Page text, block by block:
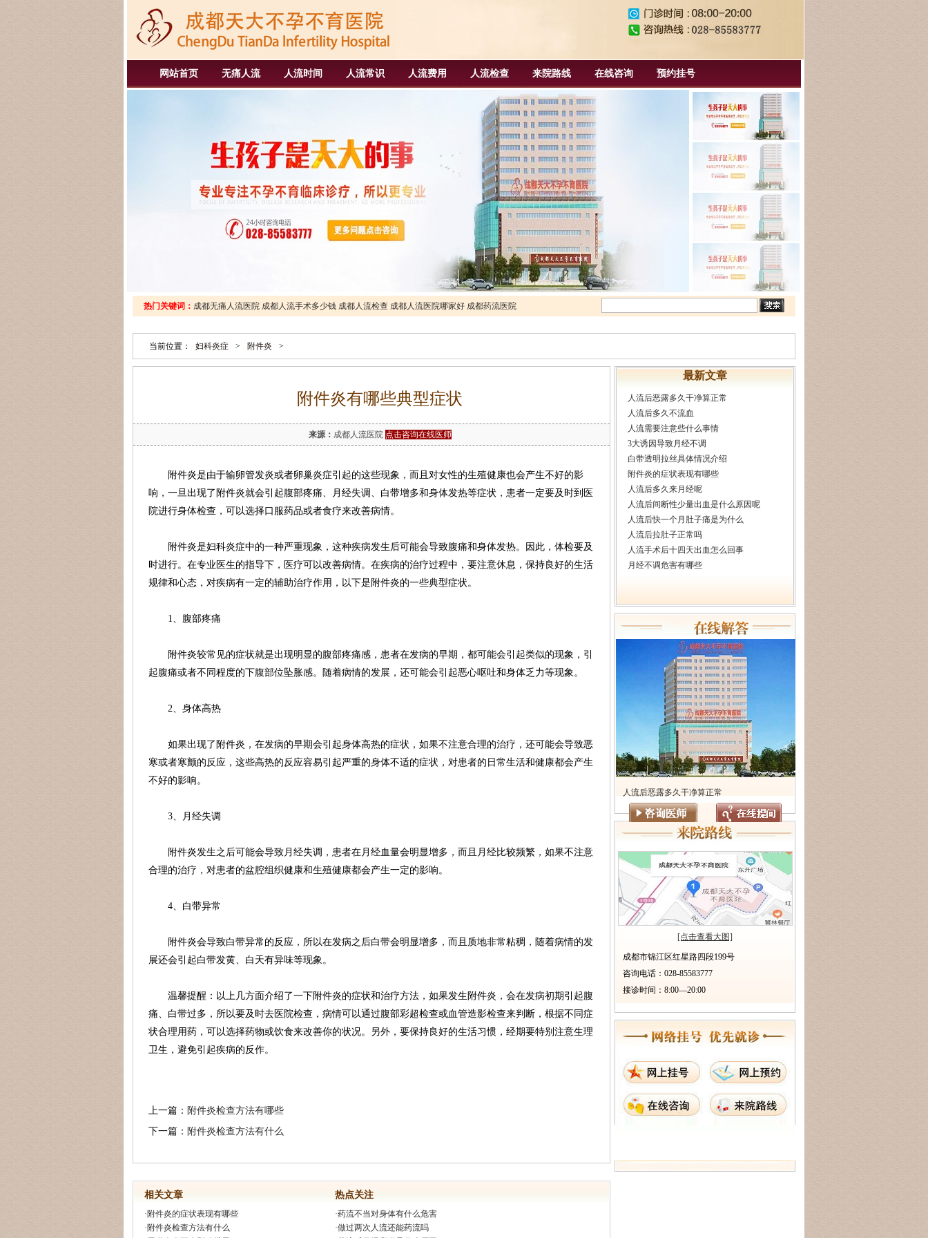
网站首页 无痛人流 人流时间 人流常识 人流费用 人流检查 来院路线 在线咨询 预约挂号
热门关键词： 成都无痛人流医院 成都人流手术多少钱 成都人流检查 成都人流医院哪家好 成都药流医院
当前位置： 妇科炎症 > 附件炎 >
附件炎有哪些典型症状
来源： 成都人流医院 点击咨询在线医师
附件炎是由于输卵管发炎或者卵巢炎症引起的这些现象，而且对女性的生殖健康也会产生不好的影
响，一旦出现了附件炎就会引起腹部疼痛、月经失调、白带增多和身体发热等症状，患者一定要及时到医
院进行身体检查，可以选择口服药品或者食疗来改善病情。
附件炎是妇科炎症中的一种严重现象，这种疾病发生后可能会导致腹痛和身体发热。因此，体检要及
时进行。在专业医生的指导下，医疗可以改善病情。在疾病的治疗过程中，要注意休息，保持良好的生活
规律和心态，对疾病有一定的辅助治疗作用，以下是附件炎的一些典型症状。
1、腹部疼痛
附件炎较常见的症状就是出现明显的腹部疼痛感，患者在发病的早期，都可能会引起类似的现象，引
起腹痛或者不同程度的下腹部位坠胀感。随着病情的发展，还可能会引起恶心呕吐和身体乏力等现象。
2、身体高热
如果出现了附件炎，在发病的早期会引起身体高热的症状，如果不注意合理的治疗，还可能会导致恶
寒或者寒颤的反应，这些高热的反应容易引起严重的身体不适的症状，对患者的日常生活和健康都会产生
不好的影响。
3、月经失调
附件炎发生之后可能会导致月经失调，患者在月经血量会明显增多，而且月经比较频繁，如果不注意
合理的治疗，对患者的盆腔组织健康和生殖健康都会产生一定的影响。
4、白带异常
附件炎会导致白带异常的反应，所以在发病之后白带会明显增多，而且质地非常粘稠，随着病情的发
展还会引起白带发黄、白天有异味等现象。
温馨提醒：以上几方面介绍了一下附件炎的症状和治疗方法，如果发生附件炎，会在发病初期引起腹
痛、白带过多，所以要及时去医院检查，病情可以通过腹部彩超检查或血管造影检查来判断，根据不同症
状合理用药，可以选择药物或饮食来改善你的状况。另外，要保持良好的生活习惯，经期要特别注意生理
卫生，避免引起疾病的反作。
上一篇： 附件炎检查方法有哪些
下一篇： 附件炎检查方法有什么
相关文章
·附件炎的症状表现有哪些
·附件炎检查方法有什么
热点关注
·药流不当对身体有什么危害
·做过两次人流还能药流吗
最新文章
人流后恶露多久干净算正常
人流后多久不流血
人流需要注意些什么事情
3大诱因导致月经不调
白带透明拉丝具体情况介绍
附件炎的症状表现有哪些
人流后多久来月经呢
人流后间断性少量出血是什么原因呢
人流后快一个月肚子痛是为什么
人流后拉肚子正常吗
人流手术后十四天出血怎么回事
月经不调危害有哪些
人流后恶露多久干净算正常
[点击查看大图]
成都市锦江区红星路四段199号
咨询电话：028-85583777
接诊时间：8:00—20:00